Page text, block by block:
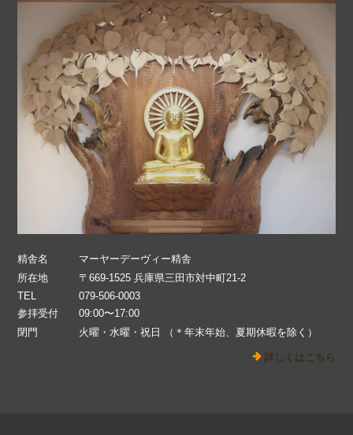
精舎名
マーヤーデーヴィー精舎
所在地
〒669-1525 兵庫県三田市対中町21-2
TEL
079-506-0003
参拝受付
09:00〜17:00
閉門
火曜・水曜・祝日 （＊年末年始、夏期休暇を除く）
詳しくはこちら